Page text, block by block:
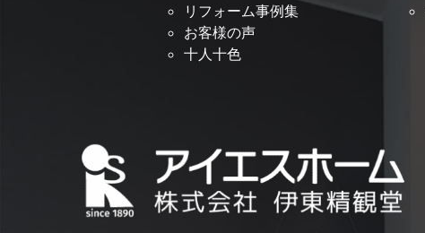
リフォーム事例集
お客様の声
十人十色